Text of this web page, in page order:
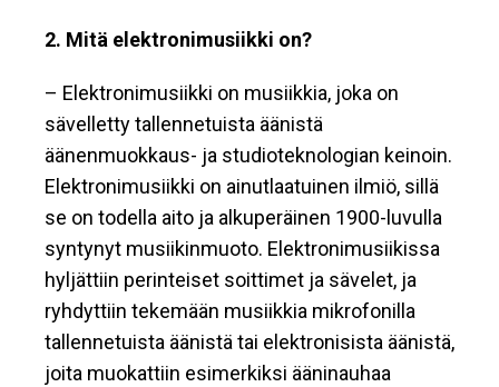
2. Mitä elektronimusiikki on?
– Elektronimusiikki on musiikkia, joka on
sävelletty tallennetuista äänistä
äänenmuokkaus- ja studioteknologian keinoin.
Elektronimusiikki on ainutlaatuinen ilmiö, sillä
se on todella aito ja alkuperäinen 1900-luvulla
syntynyt musiikinmuoto. Elektronimusiikissa
hyljättiin perinteiset soittimet ja sävelet, ja
ryhdyttiin tekemään musiikkia mikrofonilla
tallennetuista äänistä tai elektronisista äänistä,
joita muokattiin esimerkiksi ääninauhaa